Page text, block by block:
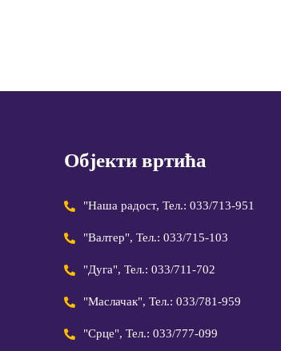
Објекти вртића
"Наша радост, Тел.: 033/713-951
"Валтер", Тел.: 033/715-103
"Дуга", Тел.: 033/711-702
"Маслачак", Тел.: 033/781-959
"Срце", Тел.: 033/777-099